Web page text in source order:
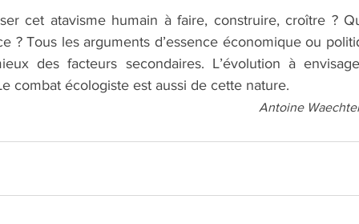
cet atavisme humain à faire, construire, croître ?
? Tous les arguments d’essence économique ou
des facteurs secondaires. L’évolution à
combat écologiste est aussi de cette nature.
Antoine